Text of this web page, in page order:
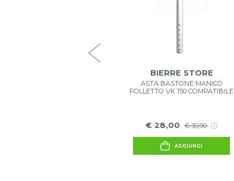
BIERRE STORE
ASTA BASTONE MANICO
FOLLETTO VK 150 COMPATIBILE
€ 28,00 € 30,90
AGGIUNGI